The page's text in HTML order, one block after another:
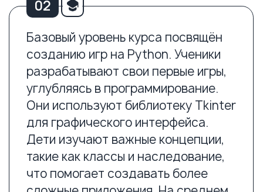
интеграцию с внешними сервисами
и обработку API. Это позволяет
создавать программные решения,
которые взаимодействуют
с другими системами. Изучение
баз данных делает программы
более функциональными.
На продвинутом уровень курса
изучается фреймворк Django для
разработки серверных приложений.
03